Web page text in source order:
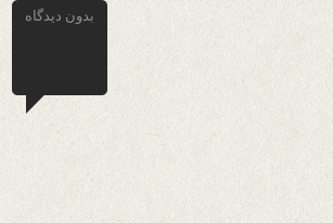
بدون دیدگاه